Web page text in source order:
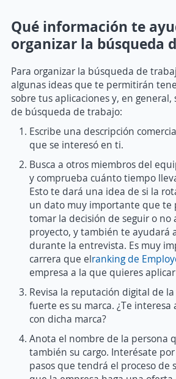
Qué información te
organizar la búsqueda
Para organizar la búsqueda de
algunas ideas que te permitirán
sobre tus aplicaciones y, en general,
de búsqueda de trabajo:
Escribe una descripción
que se interesó en ti.
Busca a otros miembros del
y comprueba cuánto tiempo
Esto te dará una idea de si la
un dato muy importante que te
tomar la decisión de seguir o no
proyecto, y también te ayudará
durante la entrevista. Es muy
carrera que elranking de
empresa a la que quieres
Revisa la reputación digital de
fuerte es su marca. ¿Te
con dicha marca?
Anota el nombre de la persona
también su cargo. Interésate
pasos que tendrá el proceso de